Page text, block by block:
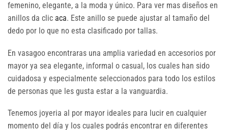
femenino, elegante, a la moda y único. Para ver mas diseños en
anillos da clic aca. Este anillo se puede ajustar al tamaño del
dedo por lo que no esta clasificado por tallas.
En vasagoo encontraras una amplia variedad en accesorios por
mayor ya sea elegante, informal o casual, los cuales han sido
cuidadosa y especialmente seleccionados para todo los estilos
de personas que les gusta estar a la vanguardia.
Tenemos joyeria al por mayor ideales para lucir en cualquier
momento del día y los cuales podrás encontrar en diferentes